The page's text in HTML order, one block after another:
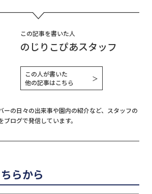
有
この記事を書いた人
のじりこぴあスタッフ
この人が書いた
他の記事はこちら
＞
ーの日々の出来事や園内の紹介など、スタッフの
ログで発信しています。
らから